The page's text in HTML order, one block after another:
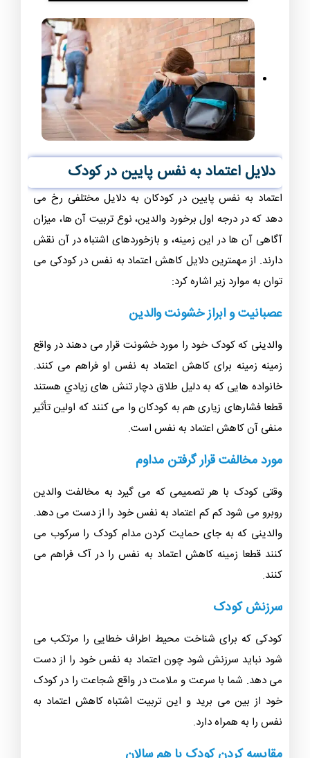
دلایل اعتماد به نفس پایین در کودک
اعتماد به نفس پایین در کودکان به دلایل مختلفی رخ می
دهد که در درجه اول برخورد والدین، نوع تربیت آن ها، میزان
آگاهی آن ها در این زمینه، و بازخوردهای اشتباه در آن نقش
دارند. از مهمترین دلایل کاهش اعتماد به نفس در کودکی می
توان به موارد زیر اشاره کرد:
عصبانیت و ابراز خشونت والدین
والدینی که کودک خود را مورد خشونت قرار می دهند در واقع
زمینه زمینه برای کاهش اعتماد به نفس او فراهم می کنند‌.
خانواده هایی که به‌ دلیل‌ طلاق دچار تنش های زيادي هستند
قطعا فشارهای زیاری هم به کودکان وا می کنند که اولین تأثیر
منفی آن کاهش اعتماد به نفس است.
مورد مخالفت قرار گرفتن مداوم
وقتی کودک با هر تصمیمی که می گیرد به مخالفت والدین
روبرو می شود کم کم اعتماد به نفس خود را از دست می دهد.
والدینی که به‌ جای حمايت کردن مدام کودک را سرکوب می
کنند قطعا زمینه کاهش اعتماد به نفس را در آک فراهم می
کنند.
سرزنش کودک
کودکی که برای شناخت محیط اطراف خطایی را مرتکب می
شود نبايد سرزنش شود چون اعتماد به نفس خود را از دست
می دهد. شما با سرعت و ملامت در واقع شجاعت را در کودک
خود از بین می برید و این تربیت اشتباه کاهش اعتماد به
نفس را به همراه دارد.